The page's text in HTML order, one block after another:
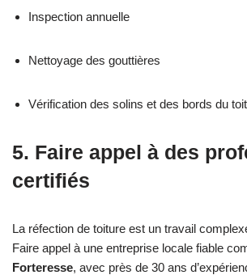
Inspection annuelle
Nettoyage des gouttières
Vérification des solins et des bords du toit
5. Faire appel à des
certifiés
La réfection de toiture est un travail
Faire appel à une entreprise locale fiable
Forteresse, avec près de 30 ans